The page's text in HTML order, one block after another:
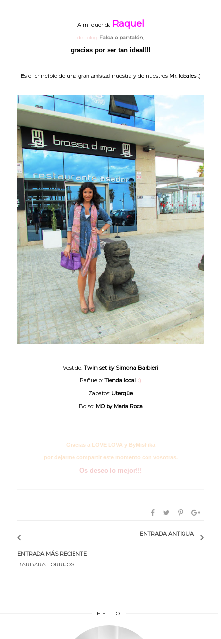
A mi querida Raquel
del blog Falda o pantalón,
gracias por ser tan ideal!!!
Es el principio de una gran amistad, nuestra y de nuestros Mr. Ideales:)
Vestido: Twin set by Simona Barbieri
Pañuelo: Tienda local :)
Zapatos: Uterqüe
Bolso: MO by Maria Roca
Gracias a LOVE LOVA y ByMishika
por dejarme compartir este momento con vosotras.
Os deseo lo mejor!!!
ENTRADA MÁS RECIENTE
BARBARA TORRIJOS
ENTRADA ANTIGUA
HELLO